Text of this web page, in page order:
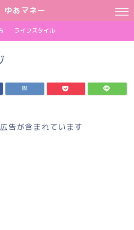
ゆあマネー
ライフスタイル
告が含まれています